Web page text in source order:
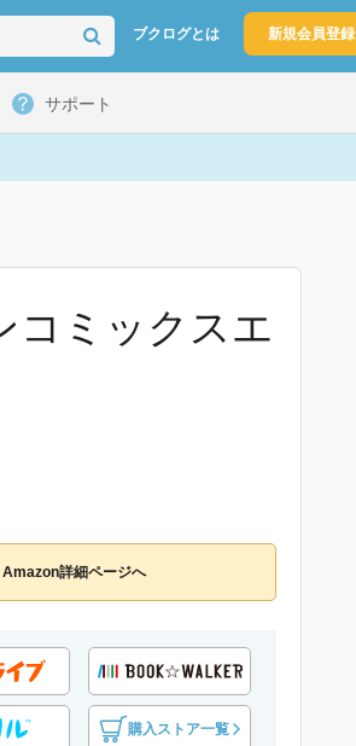
ブクログとは 新規会員登録
サポート
コミックスエ
Amazon詳細ページへ
購入ストア一覧